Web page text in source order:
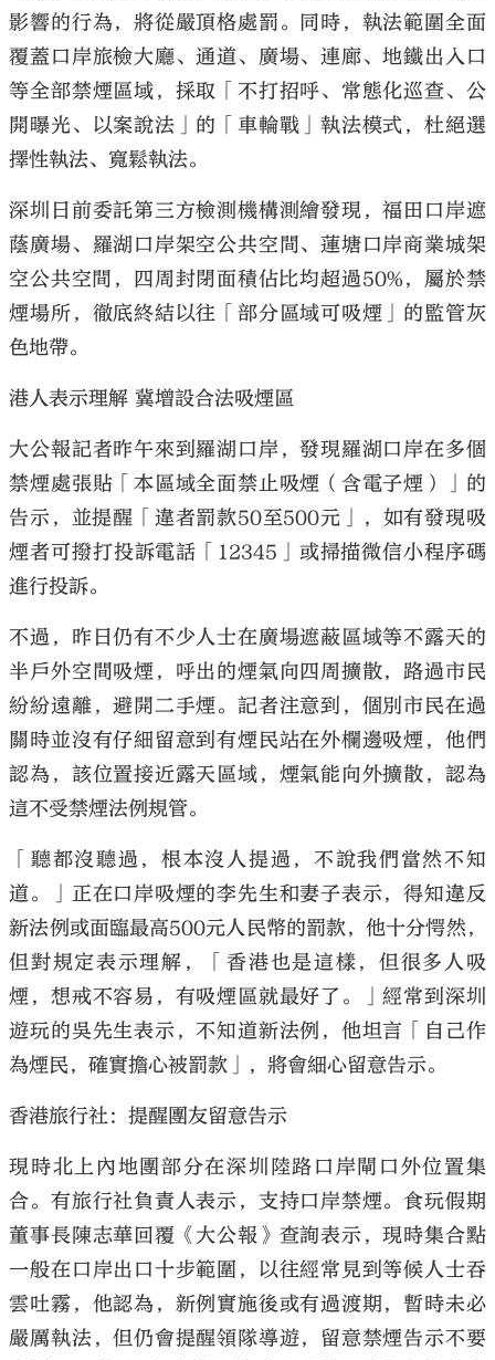
影響的行為，將從嚴頂格處罰。同時，執法範圍全面
覆蓋口岸旅檢大廳、通道、廣場、連廊、地鐵出入口
等全部禁煙區域，採取「不打招呼、常態化巡查、公
開曝光、以案說法」的「車輪戰」執法模式，杜絕選
擇性執法、寬鬆執法。
深圳日前委託第三方檢測機構測繪發現，福田口岸遮
蔭廣場、羅湖口岸架空公共空間、蓮塘口岸商業城架
空公共空間，四周封閉面積佔比均超過50%，屬於禁
煙場所，徹底終結以往「部分區域可吸煙」的監管灰
色地帶。
港人表示理解 冀增設合法吸煙區
大公報記者昨午來到羅湖口岸，發現羅湖口岸在多個
禁煙處張貼「本區域全面禁止吸煙（含電子煙）」的
告示，並提醒「違者罰款50至500元」，如有發現吸
煙者可撥打投訴電話「12345」或掃描微信小程序碼
進行投訴。
不過，昨日仍有不少人士在廣場遮蔽區域等不露天的
半戶外空間吸煙，呼出的煙氣向四周擴散，路過市民
紛紛遠離，避開二手煙。記者注意到，個別市民在過
關時並沒有仔細留意到有煙民站在外欄邊吸煙，他們
認為，該位置接近露天區域，煙氣能向外擴散，認為
這不受禁煙法例規管。
「聽都沒聽過，根本沒人提過，不說我們當然不知
道。」正在口岸吸煙的李先生和妻子表示，得知違反
新法例或面臨最高500元人民幣的罰款，他十分愕然，
但對規定表示理解，「香港也是這樣，但很多人吸
煙，想戒不容易，有吸煙區就最好了。」經常到深圳
遊玩的吳先生表示，不知道新法例，他坦言「自己作
為煙民，確實擔心被罰款」，將會細心留意告示。
香港旅行社：提醒團友留意告示
現時北上內地團部分在深圳陸路口岸閘口外位置集
合。有旅行社負責人表示，支持口岸禁煙。食玩假期
董事長陳志華回覆《大公報》查詢表示，現時集合點
一般在口岸出口十步範圍，以往經常見到等候人士吞
雲吐霧，他認為，新例實施後或有過渡期，暫時未必
嚴厲執法，但仍會提醒領隊導遊，留意禁煙告示不要